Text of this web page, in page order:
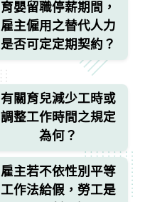
育嬰留職停薪期間，
雇主僱用之替代人力
是否可定定期契約？
有關育兒減少工時或
調整工作時間之規定
為何？
雇主若不依性別平等
工作法給假，勞工是